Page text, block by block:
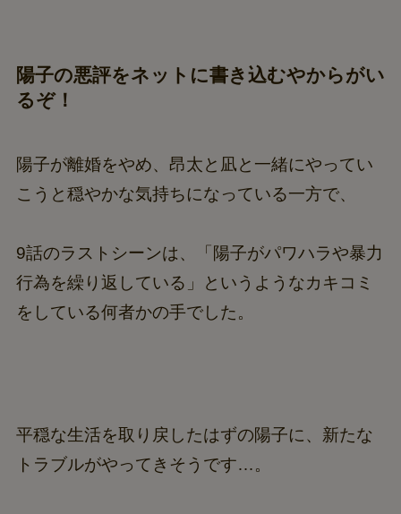
陽子の悪評をネットに書き込むやからがい
るぞ！
陽子が離婚をやめ、昂太と凪と一緒にやってい
こうと穏やかな気持ちになっている一方で、
9話のラストシーンは、「陽子がパワハラや暴力
行為を繰り返している」というようなカキコミ
をしている何者かの手でした。
平穏な生活を取り戻したはずの陽子に、新たな
トラブルがやってきそうです…。